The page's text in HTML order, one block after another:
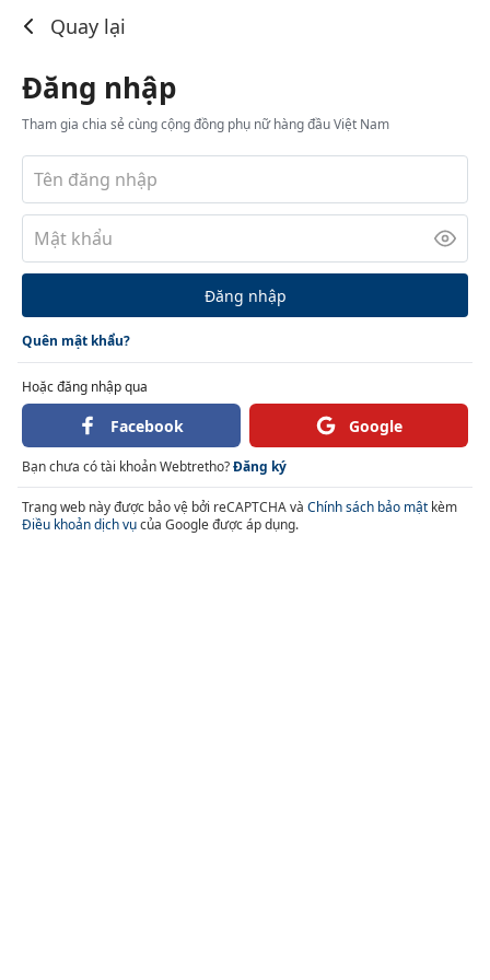
Quay lại
Đăng nhập
Tham gia chia sẻ cùng cộng đồng phụ nữ hàng đầu Việt Nam
Đăng nhập
Quên mật khẩu?
Hoặc đăng nhập qua
Facebook Google
Bạn chưa có tài khoản Webtretho?Đăng ký
Trang web này được bảo vệ bởi reCAPTCHA và Chính sách bảo mật kèm
Điều khoản dịch vụcủa Google được áp dụng.